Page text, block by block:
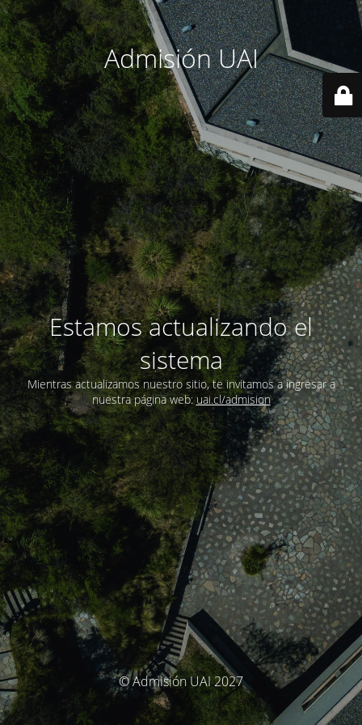
Admisión UAI
Estamos actualizando el
sistema
Mientras actualizamos nuestro sitio, te invitamos a ingresar a
nuestra página web:uai.cl/admision
© Admisión UAI 2027